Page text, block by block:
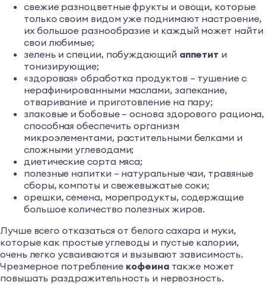
свежие разноцветные фрукты и овощи, которые
только своим видом уже поднимают настроение,
их большое разнообразие и каждый может найти
свои любимые;
зелень и специи, побуждающий аппетит и
тонизирующие;
«здоровая» обработка продуктов – тушение с
нерафинированными маслами, запекание,
отваривание и приготовление на пару;
злаковые и бобовые – основа здорового рациона,
способная обеспечить организм
микроэлементами, растительными белками и
сложными углеводами;
диетические сорта мяса;
полезные напитки – натуральные чаи, травяные
сборы, компоты и свежевыжатые соки;
орешки, семена, морепродукты, содержащие
большое количество полезных жиров.
Лучше всего отказаться от белого сахара и муки,
которые как простые углеводы и пустые калории,
очень легко усваиваются и вызывают зависимость.
Чрезмерное потребление кофеинатакже может
повышать раздражительность и нервозность.